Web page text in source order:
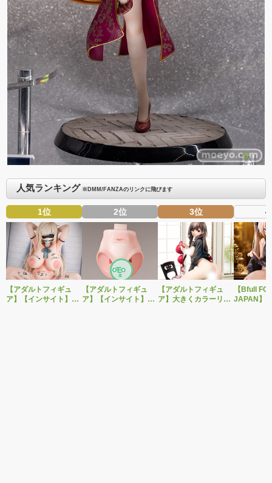
人気ランキング ※DMM/FANZAのリンクに飛びます
1位
【アダルトフィギュ
ア】【インサイト】肉
2位
【アダルトフィギュ
ア】【インサイト】ベ
3位
【アダルトフィギュ
ア】大きくカラーリン
4
【Bfull
JAPAN】